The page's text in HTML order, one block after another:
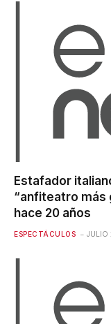
Estafador
“anfiteatro más
hace 20 años
ESPECTÁCULOS JULIO